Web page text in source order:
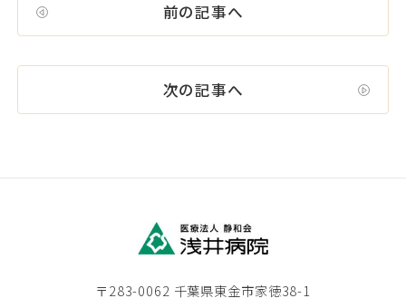
前の記事へ
次の記事へ
〒283-0062 千葉県東金市家徳38-1